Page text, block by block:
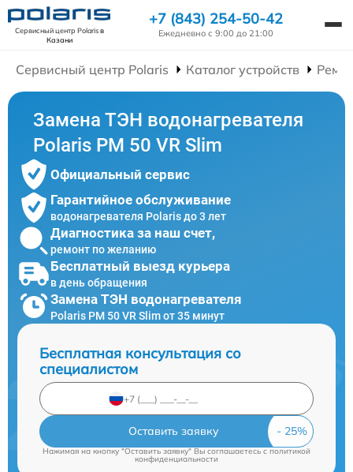
Сервисный центр Polarisв
Казани
+7 (843) 254-50-42
Ежедневно с 9:00 до 21:00
Сервисный центр Polaris Каталог устройств
Замена ТЭН водонагревателя
Polaris PM 50 VR Slim
Официальный сервис
Гарантийное обслуживание
водонагревателя Polaris до 3 лет
Диагностика за наш счет,
ремонт по желанию
Бесплатный выезд курьера
в день обращения
Замена ТЭН водонагревателя
Polaris PM 50 VR Slim от 35 минут
Бесплатная консультация со
специалистом
Оставить заявку
Нажимая на кнопку "Оставить заявку" Вы соглашаетесь cполитикой
конфиденциальности